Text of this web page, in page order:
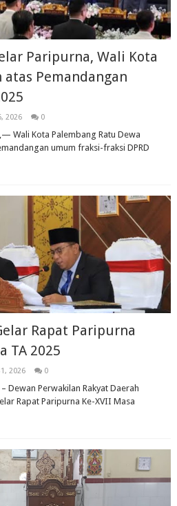
Paripurna, Wali Kota
atas Pemandangan
2026 0
Wali Kota Palembang Ratu Dewa
umum fraksi-fraksi DPRD
Rapat Paripurna
TA 2025
2026 0
Dewan Perwakilan Rakyat Daerah
Rapat Paripurna Ke-XVII Masa